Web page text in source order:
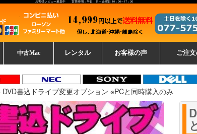
お客様レビュー募集中 営業時間：平日 月～金曜日 10：00～17：30
中古Mac レンタル お客様の声 ご注
DVD書込ドライブ変更オプション ※PCと同時購入のみ